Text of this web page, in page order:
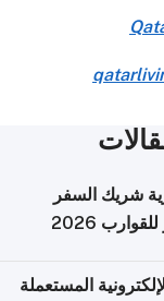
شريك السفر
2026
المستعملة